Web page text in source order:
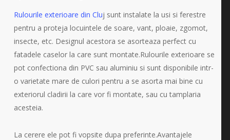
Rulourile exterioare din Cluj sunt instalate la usi si ferestre
pentru a proteja locuintele de soare, vant, ploaie, zgomot,
insecte, etc. Designul acestora se asorteaza perfect cu
fatadele caselor la care sunt montate.Rulourile exterioare se
pot confectiona din PVC sau aluminiu si sunt disponibile intr-
o varietate mare de culori pentru a se asorta mai bine cu
exteriorul cladirii la care vor fi montate, sau cu tamplaria
acesteia.
La cerere ele pot fi vopsite dupa preferinte.Avantajele